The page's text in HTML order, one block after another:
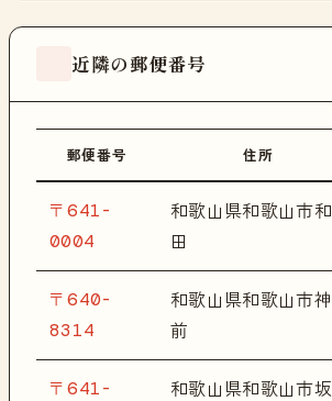
近隣の郵便番号
郵便番号 住所
〒641-
0004
和歌山県和歌山市和
田
〒640-
8314
和歌山県和歌山市神
前
〒641- 和歌山県和歌山市坂